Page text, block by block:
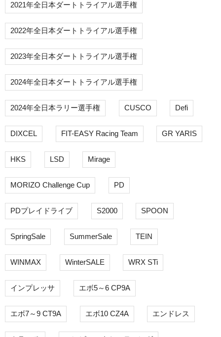
2021年全日本ダートトライアル選手権
2022年全日本ダートトライアル選手権
2023年全日本ダートトライアル選手権
2024年全日本ダートトライアル選手権
2024年全日本ラリー選手権 CUSCO Defi
DIXCEL FIT-EASY Racing Team GR YARIS
HKS LSD Mirage
MORIZO Challenge Cup PD
PDプレイドライブ S2000 SPOON
SpringSale SummerSale TEIN
WINMAX WinterSALE WRX STi
インプレッサ エボ5～6 CP9A
エボ7～9 CT9A エボ10 CZ4A エンドレス